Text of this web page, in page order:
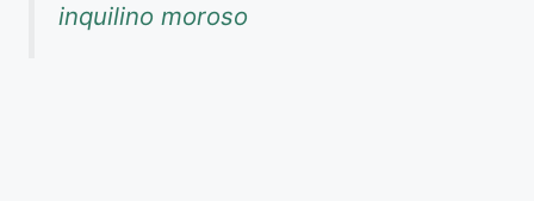
inquilino moroso